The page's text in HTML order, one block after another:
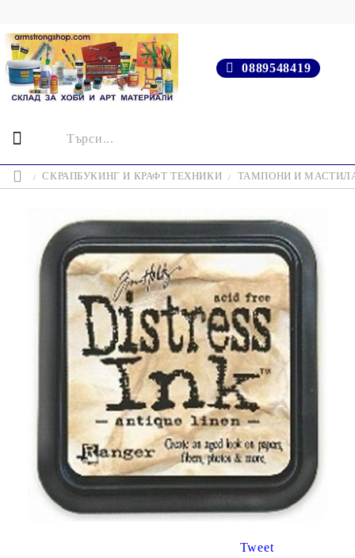
0889548419
СКРАПБУКИНГ И КРАФТ ТЕХНИКИ ТАМПОНИ И
Tweet